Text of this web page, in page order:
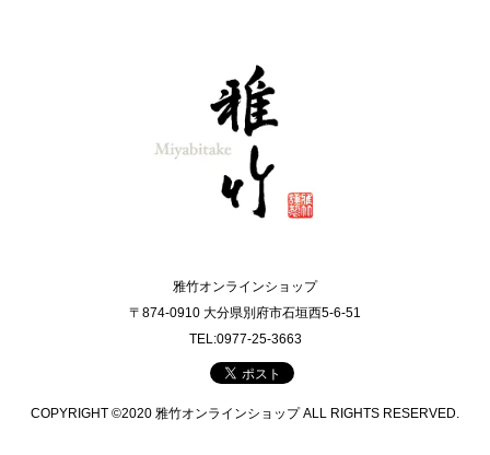
雅竹オンラインショップ
〒874-0910 大分県別府市石垣西5-6-51
TEL:0977-25-3663
COPYRIGHT ©2020 雅竹オンラインショップ ALL RIGHTS RESERVED.